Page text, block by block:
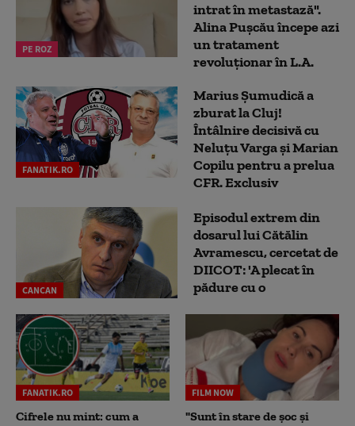
PE ROZ
intrat în metastază".
Alina Pușcău începe azi
un tratament
revoluționar în L.A.
FANATIK.RO
Marius Şumudică a
zburat la Cluj!
Întâlnire decisivă cu
Neluţu Varga şi Marian
Copilu pentru a prelua
CFR. Exclusiv
CANCAN
Episodul extrem din
dosarul lui Cătălin
Avramescu, cercetat de
DIICOT: 'A plecat în
pădure cu o
FANATIK.RO
Cifrele nu mint: cum a
FILM NOW
"Sunt în stare de șoc și